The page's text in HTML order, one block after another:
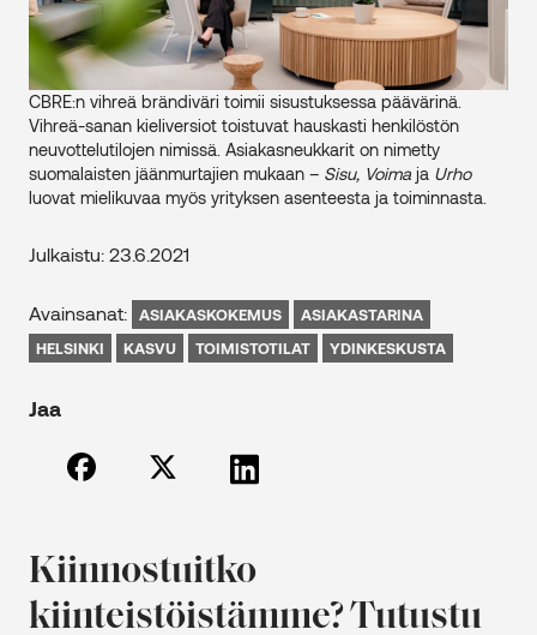
CBRE:n vihreä brändiväri toimii sisustuksessa päävärinä.
Vihreä-sanan kieliversiot toistuvat hauskasti henkilöstön
neuvottelutilojen nimissä. Asiakasneukkarit on nimetty
suomalaisten jäänmurtajien mukaan – Sisu, Voima ja Urho
luovat mielikuvaa myös yrityksen asenteesta ja toiminnasta.
Julkaistu: 23.6.2021
Avainsanat: ASIAKASKOKEMUS
ASIAKASTARINA
HELSINKI
KASVU TOIMISTOTILAT YDINKESKUSTA
Jaa
Kiinnostuitko
kiinteistöistämme? Tutustu